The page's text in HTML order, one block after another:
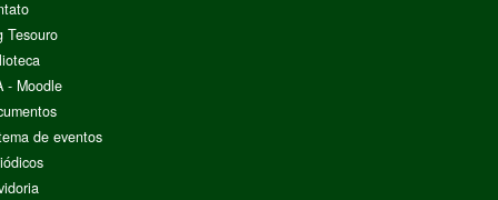
Tesouro
- Moodle
de eventos